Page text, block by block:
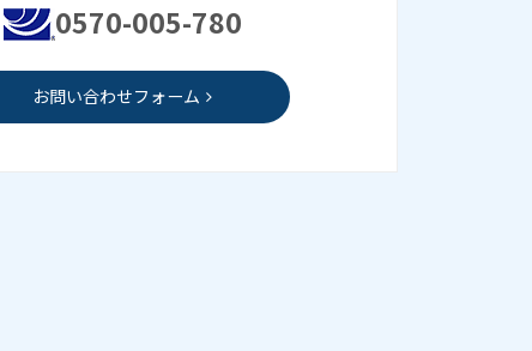
0570-005-780
お問い合わせフォーム